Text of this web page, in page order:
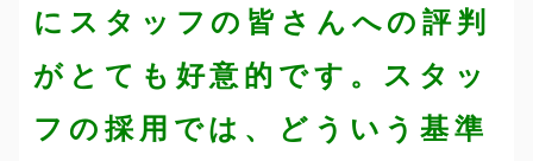
にスタッフの皆さんへの評判
がとても好意的です。スタッ
フの採用では、どういう基準